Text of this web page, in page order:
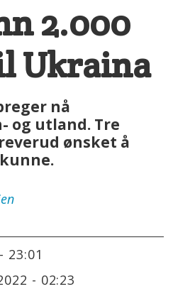
2.000
Ukraina
nå
og utland. Tre
ønsket å
23:01
- 02:23